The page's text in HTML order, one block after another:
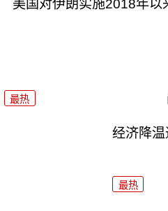
美国对伊朗实施2018年以
最热
经济降
最热